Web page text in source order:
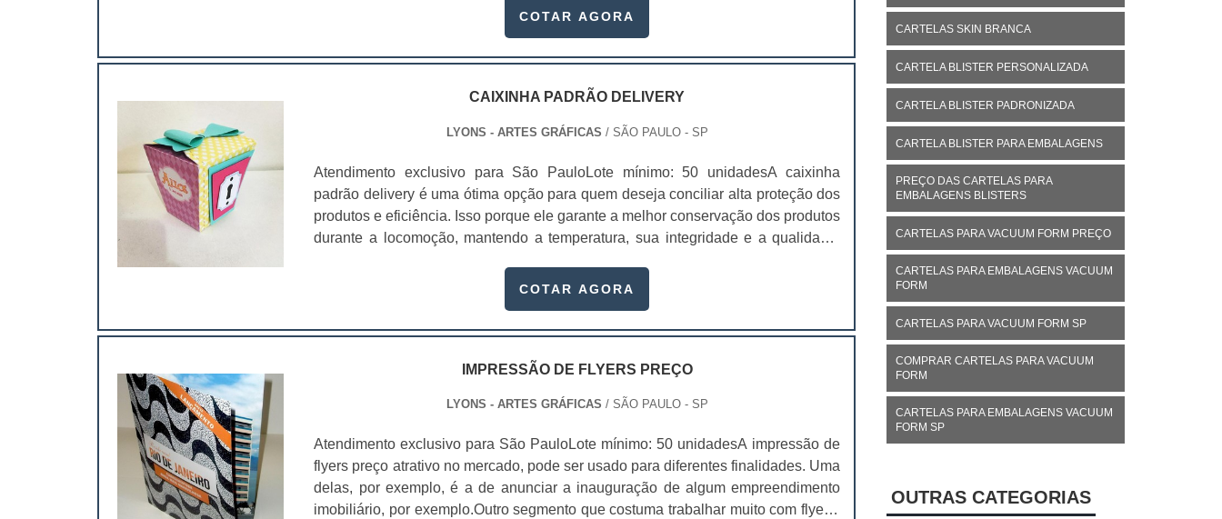
lanches delivery pode variar.Essas embalagens são usadas em vários setores
COTAR AGORA
CAIXINHA PADRÃO DELIVERY
LYONS - ARTES GRÁFICAS / SÃO PAULO - SP
Atendimento exclusivo para São PauloLote mínimo: 50 unidadesA caixinha
padrão delivery é uma ótima opção para quem deseja conciliar alta proteção dos
produtos e eficiência. Isso porque ele garante a melhor conservação dos produtos
durante a locomoção, mantendo a temperatura, sua integridade e a qualidade,
com materiais recicláveis que mantém a integridade dos produtos e ajudam o
COTAR AGORA
IMPRESSÃO DE FLYERS PREÇO
LYONS - ARTES GRÁFICAS / SÃO PAULO - SP
Atendimento exclusivo para São PauloLote mínimo: 50 unidadesA impressão de
flyers preço atrativo no mercado, pode ser usado para diferentes finalidades. Uma
delas, por exemplo, é a de anunciar a inauguração de algum empreendimento
imobiliário, por exemplo.Outro segmento que costuma trabalhar muito com flyer é
CARTELAS SKIN BRANCA
CARTELA BLISTER PERSONALIZADA
CARTELA BLISTER PADRONIZADA
CARTELA BLISTER PARA EMBALAGENS
PREÇO DAS CARTELAS PARA
EMBALAGENS BLISTERS
CARTELAS PARA VACUUM FORM PREÇO
CARTELAS PARA EMBALAGENS VACUUM
FORM
CARTELAS PARA VACUUM FORM SP
COMPRAR CARTELAS PARA VACUUM
FORM
CARTELAS PARA EMBALAGENS VACUUM
FORM SP
OUTRAS CATEGORIAS